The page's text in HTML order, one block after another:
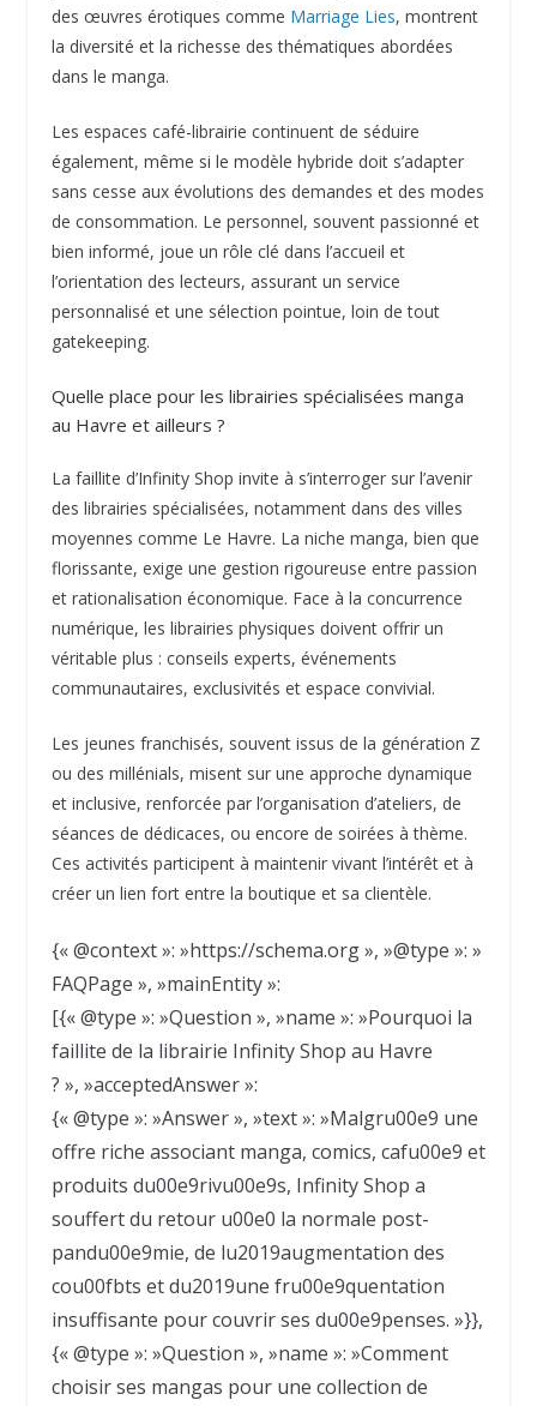
des œuvres érotiques comme Marriage Lies, montrent
la diversité et la richesse des thématiques abordées
dans le manga.
Les espaces café-librairie continuent de séduire
également, même si le modèle hybride doit s’adapter
sans cesse aux évolutions des demandes et des modes
de consommation. Le personnel, souvent passionné et
bien informé, joue un rôle clé dans l’accueil et
l’orientation des lecteurs, assurant un service
personnalisé et une sélection pointue, loin de tout
gatekeeping.
Quelle place pour les librairies spécialisées manga
au Havre et ailleurs ?
La faillite d’Infinity Shop invite à s’interroger sur l’avenir
des librairies spécialisées, notamment dans des villes
moyennes comme Le Havre. La niche manga, bien que
florissante, exige une gestion rigoureuse entre passion
et rationalisation économique. Face à la concurrence
numérique, les librairies physiques doivent offrir un
véritable plus : conseils experts, événements
communautaires, exclusivités et espace convivial.
Les jeunes franchisés, souvent issus de la génération Z
ou des millénials, misent sur une approche dynamique
et inclusive, renforcée par l’organisation d’ateliers, de
séances de dédicaces, ou encore de soirées à thème.
Ces activités participent à maintenir vivant l’intérêt et à
créer un lien fort entre la boutique et sa clientèle.
{« @context »: »https://schema.org », »@type »: »
FAQPage », »mainEntity »:
[{« @type »: »Question », »name »: »Pourquoi la
faillite de la librairie Infinity Shop au Havre
? », »acceptedAnswer »:
{« @type »: »Answer », »text »: »Malgru00e9 une
offre riche associant manga, comics, cafu00e9 et
produits du00e9rivu00e9s, Infinity Shop a
souffert du retour u00e0 la normale post-
pandu00e9mie, de lu2019augmentation des
cou00fbts et du2019une fru00e9quentation
insuffisante pour couvrir ses du00e9penses. »}},
{« @type »: »Question », »name »: »Comment
choisir ses mangas pour une collection de